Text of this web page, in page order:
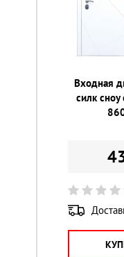
Входная
силк